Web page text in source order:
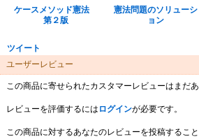
ケースメソッド憲法
第２版
憲法問題のソリューシ
ョン
ツイート
ユーザーレビュー
この商品に寄せられたカスタマーレビューはまだあ
レビューを評価するには ログインが必要です。
この商品に対するあなたのレビューを投稿すること